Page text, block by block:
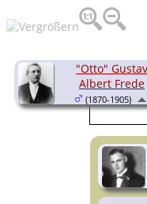
"Otto" Gustav
Albert Frede
(1870-1905)